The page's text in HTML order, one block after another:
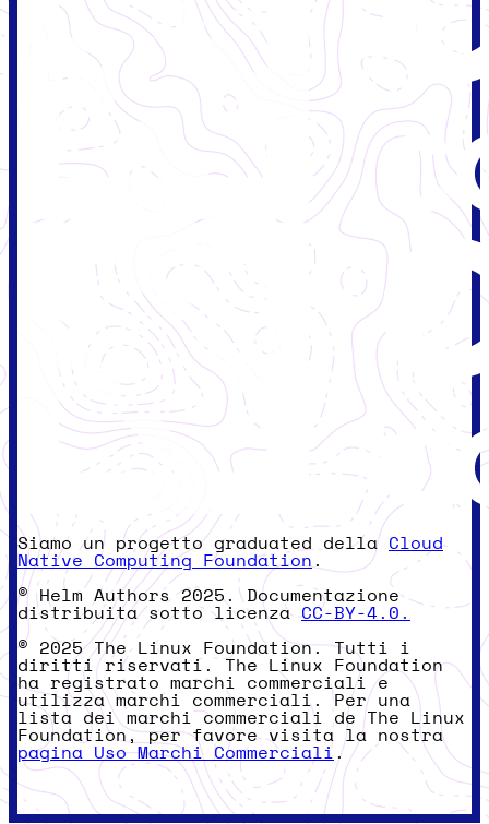
Siamo un progetto graduated della Cloud
Native Computing Foundation .
© Helm Authors 2025. Documentazione
distribuita sotto licenzaCC-BY-4.0.
© 2025 The Linux Foundation. Tutti i
diritti riservati. The Linux Foundation
ha registrato marchi commerciali e
utilizza marchi commerciali. Per una
lista dei marchi commerciali de The Linux
Foundation, per favore visita la nostra
pagina Uso Marchi Commerciali .